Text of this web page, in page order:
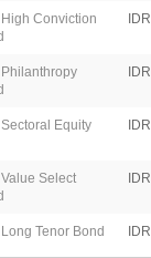
High Conviction
IDR
Philanthropy
IDR
Sectoral Equity
IDR
Value Select
IDR
Tenor Bond
IDR